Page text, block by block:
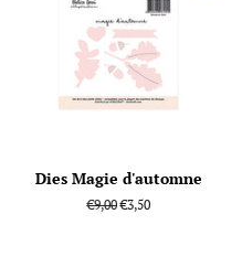
Dies Magie d'automne
Prix
€9,00 Prix
€3,50